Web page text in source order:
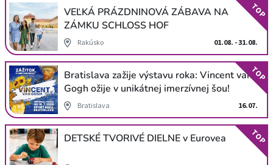
VEĽKÁ PRÁZDNINOVÁ ZÁBAVA NA
ZÁMKU SCHLOSS HOF
Rakúsko 01.08. - 31.08.
TOP
Bratislava zažije výstavu roka: Vincent van
Gogh ožije v unikátnej imerzívnej šou!
Bratislava 16.07.
TOP
DETSKÉ TVORIVÉ DIELNE v Eurovea TOP